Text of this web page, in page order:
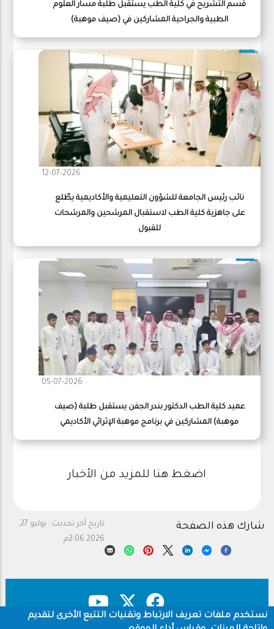
قسم التشريح في كلية الطب يستقبل طلبة مسار العلوم
الطبية والجراحية المشاركين في (صيف موهبة)
12-07-2026
نائب رئيس الجامعة للشؤون التعليمية والأكاديمية يطّلع
على جاهزية كلية الطب لاستقبال المرشحين والمرشحات
للقبول
05-07-2026
عميد كلية الطب الدكتور بندر الجفن يستقبل طلبة (صيف
موهبة) المشاركين في برنامج موهبة الإثرائي الأكاديمي
اضغط هنا للمزيد من الأخبار
تاريخ آخر تحديث :
يوليو 27,
2026 2:06م
شارك هذه الصفحة
نستخدم ملفات تعريف الارتباط وتقنيات التتبع الأخرى لتقديم